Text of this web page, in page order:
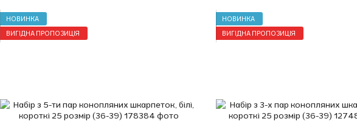
НОВИНКА
ВИГІДНА ПРОПОЗИЦІЯ
НОВИНКА
ВИГІДНА ПРОПОЗИЦІЯ